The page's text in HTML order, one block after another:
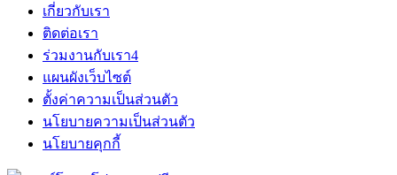
เกี่ยวกับเรา
ติดต่อเรา
ร่วมงานกับเรา4
แผนผังเว็บไซต์
ตั้งค่าความเป็นส่วนตัว
นโยบายความเป็นส่วนตัว
นโยบายคุกกี้